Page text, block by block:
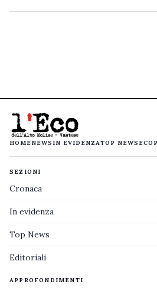
HOMENEWS IN EVIDENZATOP NEWS
SEZIONI
Cronaca
In evidenza
Top News
Editoriali
APPROFONDIMENTI